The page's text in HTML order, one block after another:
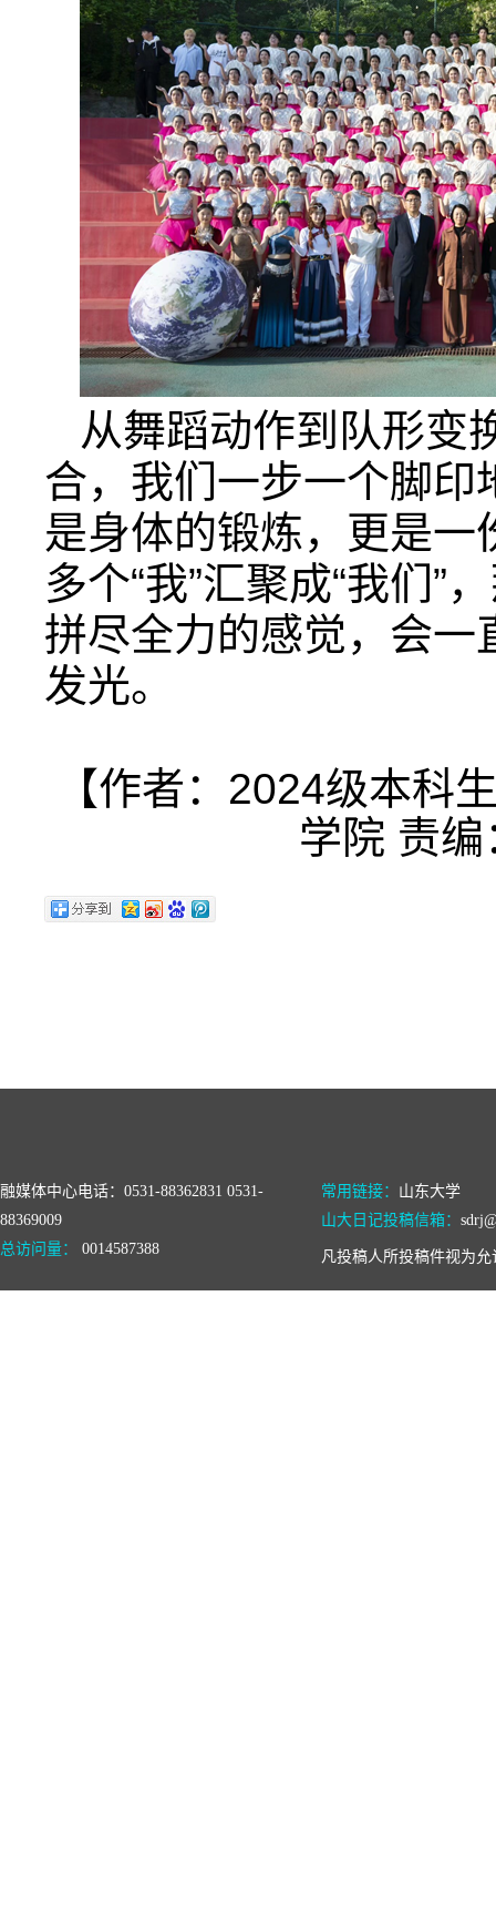
从舞蹈动作到队形变
合，我们一步一个脚印
是身体的锻炼，更是
多个“我”汇聚成“我们”
拼尽全力的感觉，会一
发光。
【作者：2024级本科
学院 责
融媒体中心电话：0531-88362831 0531-
88369009
常用链接： 山东大学
山大日记投稿信箱：
总访问量：
0014587388 凡投稿人所投稿件视为